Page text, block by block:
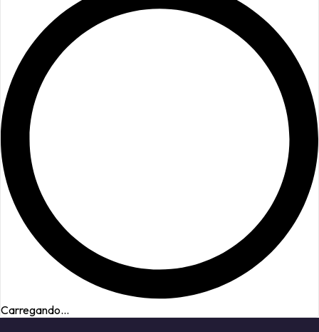
Carregando...